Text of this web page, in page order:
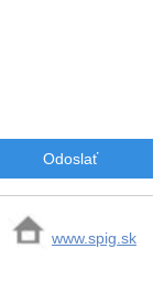
www.spig.sk